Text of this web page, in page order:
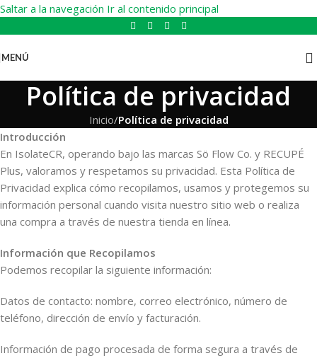
Saltar a la navegación Ir al contenido principal
MENÚ
Política de privacidad
Inicio/Política de privacidad
Introducción
En IsolateCR, operando bajo las marcas Sö Flow Co. y RECUPÉ
Plus, valoramos y respetamos su privacidad. Esta Política de
Privacidad explica cómo recopilamos, usamos y protegemos su
información personal cuando visita nuestro sitio web o realiza
una compra a través de nuestra tienda en línea.
Información que Recopilamos
Podemos recopilar la siguiente información:
Datos de contacto: nombre, correo electrónico, número de
teléfono, dirección de envío y facturación.
Información de pago procesada de forma segura a través de